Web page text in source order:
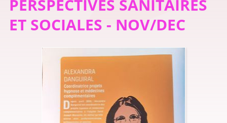
PERSPECTIVES SANITAIRES
ET SOCIALES - NOV/DEC